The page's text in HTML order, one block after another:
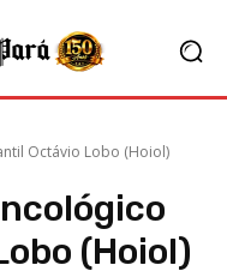
Octávio Lobo (Hoiol)
(Hoiol)